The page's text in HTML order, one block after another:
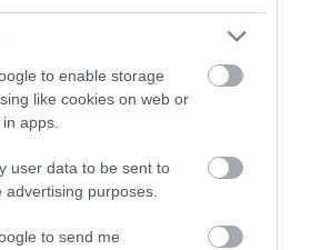
to enable storage
like cookies on web or
apps.
user data to be sent to
purposes.
to send me